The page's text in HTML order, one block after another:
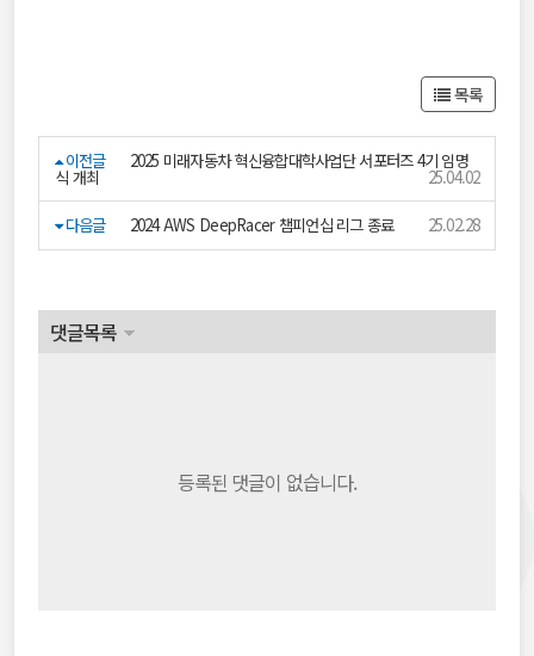
목록
이전글 2025 미래자동차 혁신융합대학사업단 서포터즈 4기 임명
식 개최 25.04.02
다음글 2024 AWS DeepRacer 챔피언십 리그 종료 25.02.28
댓글목록
등록된 댓글이 없습니다.